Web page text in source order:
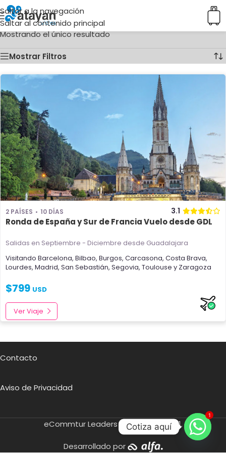
Saltar a la navegación
Saltar al contenido principal
Inicio/Ciudades del producto
Mostrando el único resultado
Mostrar Filtros
2 PAÍSES 10 DÍAS 3.1
Ronda de España y Sur de Francia Vuelo desde GDL
Salidas en Septiembre - Diciembre desde Guadalajara
Visitando Barcelona, Bilbao, Burgos, Carcasona, Costa Brava,
Lourdes, Madrid, San Sebastián, Segovia, Toulouse y Zaragoza
$799 USD
Ver Viaje
Contacto
Aviso de Privacidad
eCommtur Leaders SA de CV 2021.
Desarrollado por
1
Cotiza aquí